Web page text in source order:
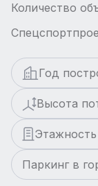
Количество
Год
Высота
Этажность
Паркинг в